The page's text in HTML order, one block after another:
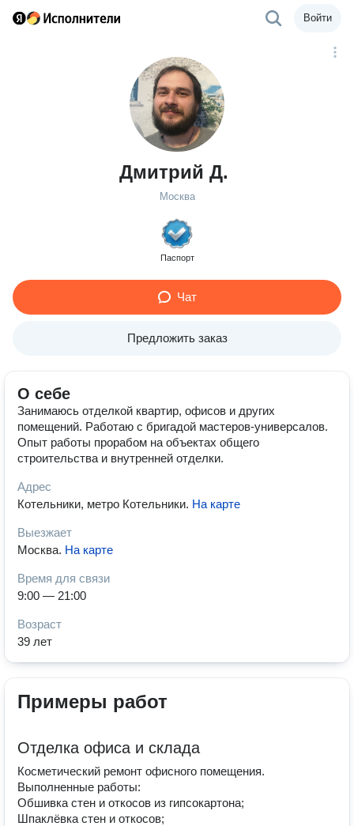
Войти
Дмитрий Д.
Москва
Паспорт
Чат
Предложить заказ
О себе
Занимаюсь отделкой квартир, офисов и других
помещений. Работаю с бригадой мастеров-универсалов.
Опыт работы прорабом на объектах общего
строительства и внутренней отделки.
Адрес
Котельники, метро Котельники. На карте
Выезжает
Москва. На карте
Время для связи
9:00 — 21:00
Возраст
39 лет
Примеры работ
Отделка офиса и склада
Косметический ремонт офисного помещения.
Выполненные работы:
Обшивка стен и откосов из гипсокартона;
Шпаклёвка стен и откосов;